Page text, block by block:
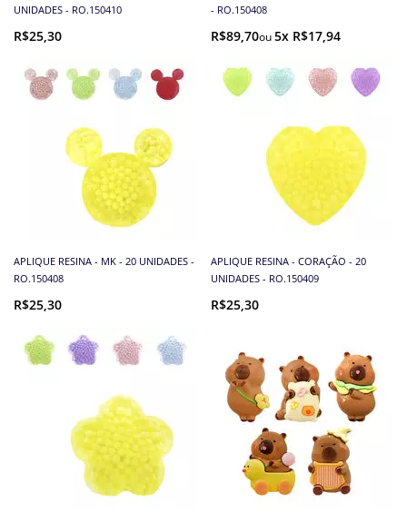
UNIDADES - RO.150410
R$25,30
- RO.150408
R$89,70 5x R$17,94
APLIQUE RESINA - MK - 20 UNIDADES -
RO.150408
R$25,30
APLIQUE RESINA - CORAÇÃO - 20
UNIDADES - RO.150409
R$25,30